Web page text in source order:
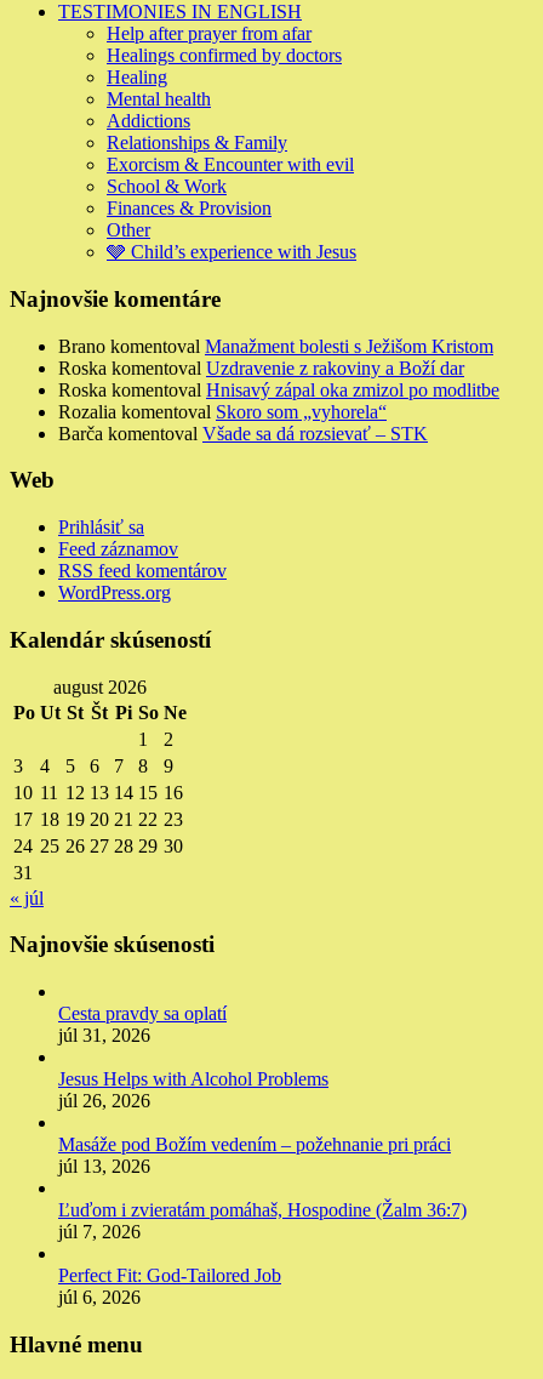
TESTIMONIES IN ENGLISH
Help after prayer from afar
Healings confirmed by doctors
Healing
Mental health
Addictions
Relationships & Family
Exorcism & Encounter with evil
School & Work
Finances & Provision
Other
🩶 Child’s experience with Jesus
Najnovšie komentáre
Brano komentoval Manažment bolesti s Ježišom Kristom
Roska komentoval Uzdravenie z rakoviny a Boží dar
Roska komentoval Hnisavý zápal oka zmizol po modlitbe
Rozalia komentoval Skoro som „vyhorela“
Barča komentoval Všade sa dá rozsievať – STK
Web
Prihlásiť sa
Feed záznamov
RSS feed komentárov
WordPress.org
Kalendár skúseností
august 2026
Po Ut St Št Pi So Ne
1
2
3
4 5 6 7 8
9
10 11 12 13 14 15 16
17 18 19 20 21 22 23
24 25 26 27 28 29 30
31
« júl
Najnovšie skúsenosti
Cesta pravdy sa oplatí
júl 31, 2026
Jesus Helps with Alcohol Problems
júl 26, 2026
Masáže pod Božím vedením – požehnanie pri práci
júl 13, 2026
Ľuďom i zvieratám pomáhaš, Hospodine (Žalm 36:7)
júl 7, 2026
Perfect Fit: God-Tailored Job
júl 6, 2026
Hlavné menu